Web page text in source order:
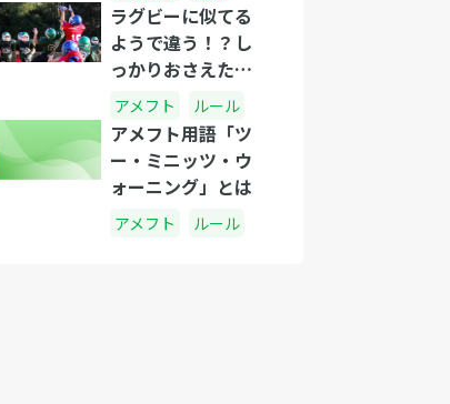
ラグビーに似てる
ようで違う！？し
っかりおさえたい
アメフトの投げ方
のコツ。
アメフト ルール
アメフト用語「ツ
ー・ミニッツ・ウ
ォーニング」とは
アメフト ルール